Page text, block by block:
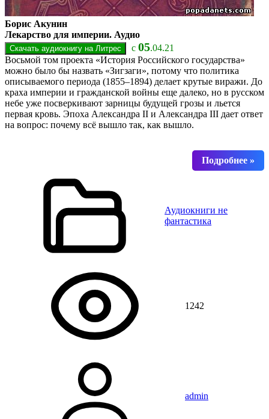
Борис Акунин
Лекарство для империи. Аудио
с 05.04.21
Восьмой том проекта «История Российского государства»
можно было бы назвать «Зигзаги», потому что политика
описываемого периода (1855–1894) делает крутые виражи. До
краха империи и гражданской войны еще далеко, но в русском
небе уже посверкивают зарницы будущей грозы и льется
первая кровь. Эпоха Александра II и Александра III дает ответ
на вопрос: почему всё вышло так, как вышло.
Аудиокниги не
фантастика
1242
admin